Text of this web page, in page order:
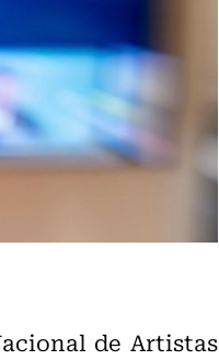
de Artistas